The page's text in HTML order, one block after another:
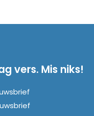
vers. Mis niks!